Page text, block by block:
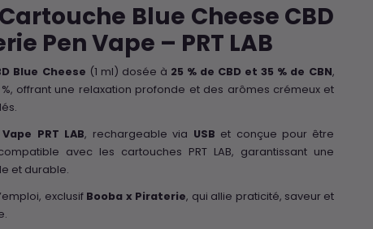
Blue Cheese CBD
Pen Vape – PRT LAB
Blue Cheese (1 ml) dosée à 25 % de CBD et 35 % de CBN,
%, offrant une relaxation profonde et des arômes crémeux et
PRT LAB, rechargeable via USB et conçue pour être
avec les cartouches PRT LAB, garantissant une
et durable.
exclusif Booba x Piraterie, qui allie praticité, saveur et